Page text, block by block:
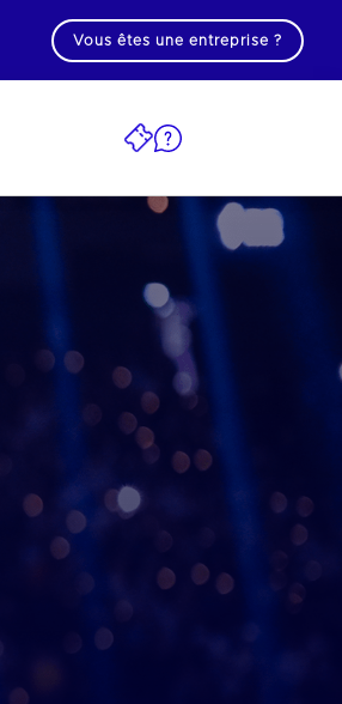
Vous êtes une entreprise ?